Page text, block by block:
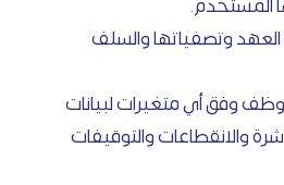
المستخدم.
وتصفياتها والسلف
وفق أي متغيرات لبيانات
والانقطاعات والتوقيفات